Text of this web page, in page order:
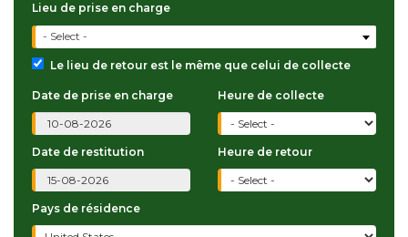
Lieu de prise en charge
- Select -
Le lieu de retour est le même que celui de collecte
Date de prise en charge Heure de collecte
Date de restitution Heure de retour
Pays de résidence